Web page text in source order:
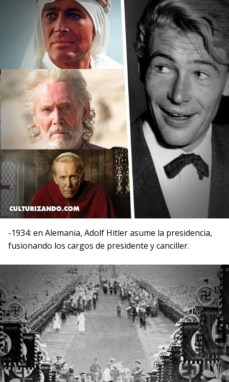
-1934: en Alemania, Adolf Hitler asume la presidencia,
fusionando los cargos de presidente y canciller.